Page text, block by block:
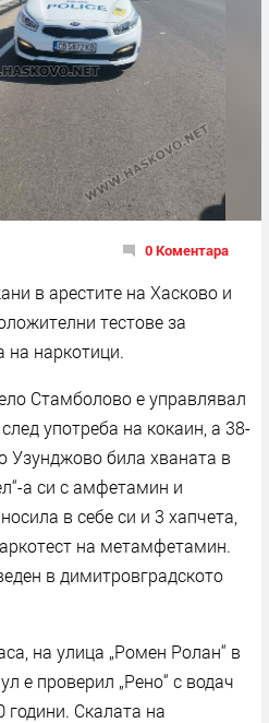
0 Коментара
в арестите на Хасково и
тестове за
на наркотици.
Стамболово е управлявал
употреба на кокаин, а 38-
Узунджово била хваната в
а си с амфетамин и
в себе си и 3 хапчета,
на метамфетамин.
в димитровградското
на улица „Ромен Ролан“ в
е проверил „Рено“ с водач
Скалата на